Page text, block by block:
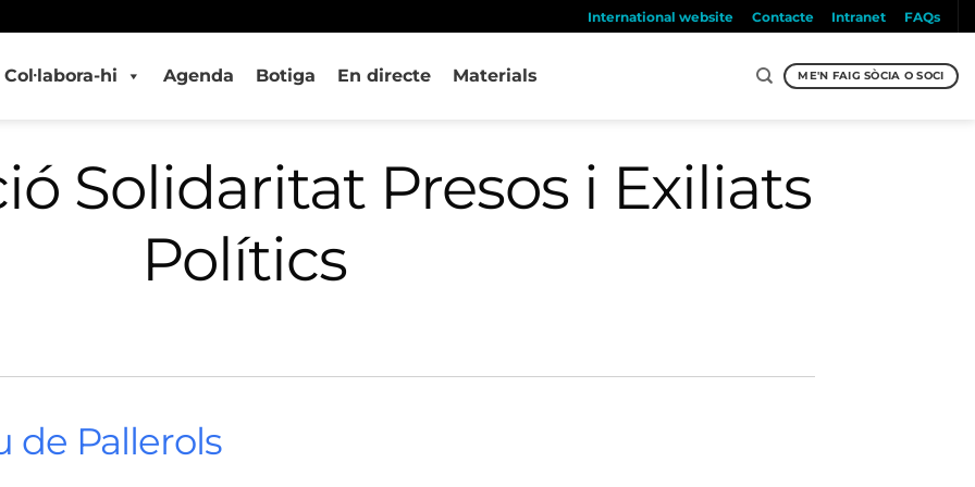
International website Contacte Intranet FAQs
Col·labora-hi Agenda Botiga En directe Materials ME'N FAIG SÒCIA O SOCI
Solidaritat Presos i Exiliats
Polítics
de Pallerols